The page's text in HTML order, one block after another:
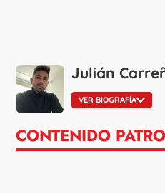
Julián
VER BIOGRAFÍA
CONTENIDO